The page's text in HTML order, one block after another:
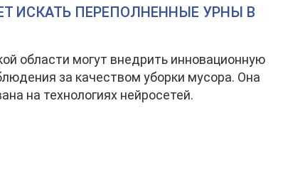
ИСКАТЬ ПЕРЕПОЛНЕННЫЕ УРНЫ В
области могут внедрить инновационную
за качеством уборки мусора. Она
на технологиях нейросетей.